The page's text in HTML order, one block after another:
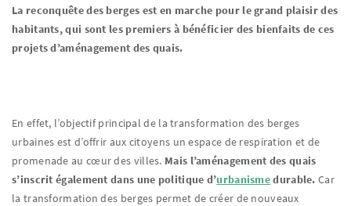
La reconquête des berges est en marche pour le grand plaisir des
habitants, qui sont les premiers à bénéficier des bienfaits de ces
projets d’aménagement des quais.
En effet, l’objectif principal de la transformation des berges
urbaines est d’offrir aux citoyens un espace de respiration et de
promenade au cœur des villes. Mais l’aménagement des quais
s’inscrit également dans une politique d’urbanismedurable.Car
la transformation des berges permet de créer de nouveaux